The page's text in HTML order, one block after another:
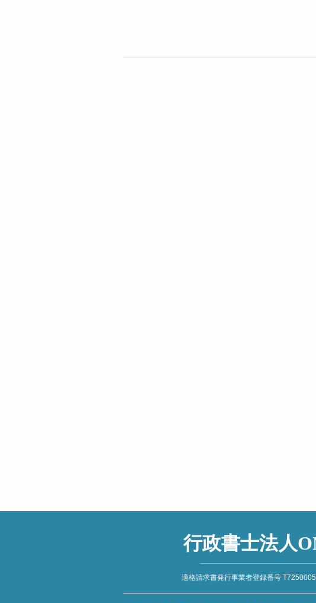
行政書士法人
適格請求書発行事業者登録番号